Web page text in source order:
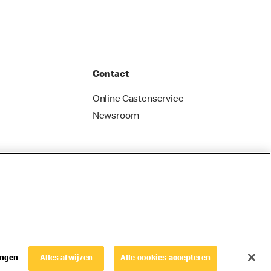
Contact
Online Gastenservice
Newsroom
Alles afwijzen Alle cookies accepteren